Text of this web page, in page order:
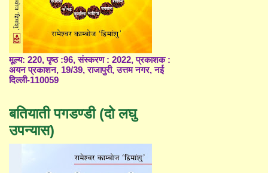
मूल्य: 220, पृष्ठ :96, संस्करण : 2022, प्रकाशक :
अयन प्रकाशन, 19/39, राजापुरी, उत्तम नगर, नई
दिल्ली-110059
बतियाती पगडण्डी (दो लघु
उपन्यास)